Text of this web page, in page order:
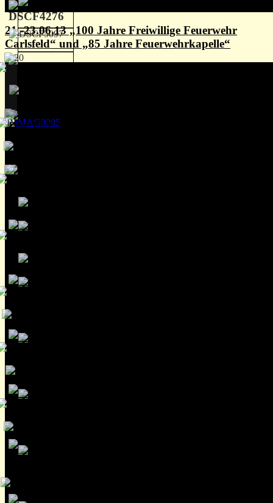
21.-23.06.13 „100 Jahre Freiwillige Feuerwehr
Carlsfeld“ und „85 Jahre Feuerwehrkapelle“